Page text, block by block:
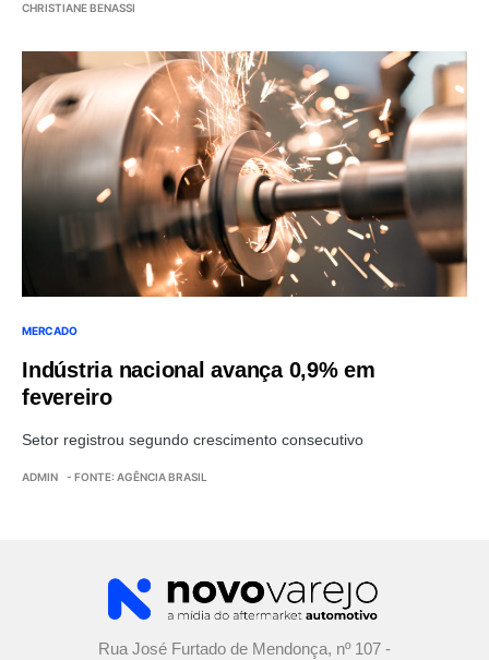
CHRISTIANE BENASSI
MERCADO
Indústria nacional avança 0,9% em
fevereiro
Setor registrou segundo crescimento consecutivo
ADMIN - FONTE: AGÊNCIA BRASIL
Rua José Furtado de Mendonça, nº 107 -